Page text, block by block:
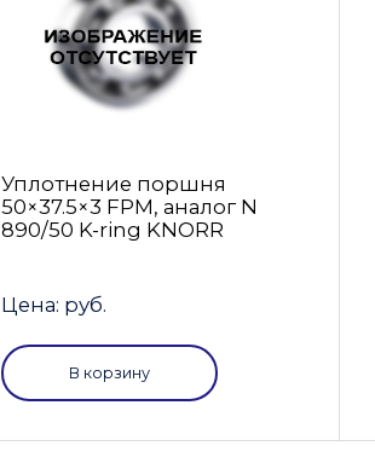
Уплотнение поршня
50×37.5×3 FРM, аналог N
890/50 K-ring KNORR
Цена: руб.
В корзину